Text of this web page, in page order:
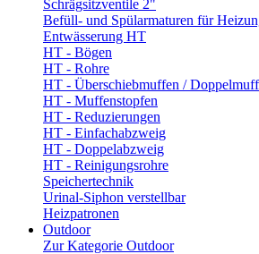
Schrägsitzventile 2"
Befüll- und Spülarmaturen für
Entwässerung HT
HT - Bögen
HT - Rohre
HT - Überschiebmuffen /
HT - Muffenstopfen
HT - Reduzierungen
HT - Einfachabzweig
HT - Doppelabzweig
HT - Reinigungsrohre
Speichertechnik
Urinal-Siphon verstellbar
Heizpatronen
Outdoor
Zur Kategorie Outdoor